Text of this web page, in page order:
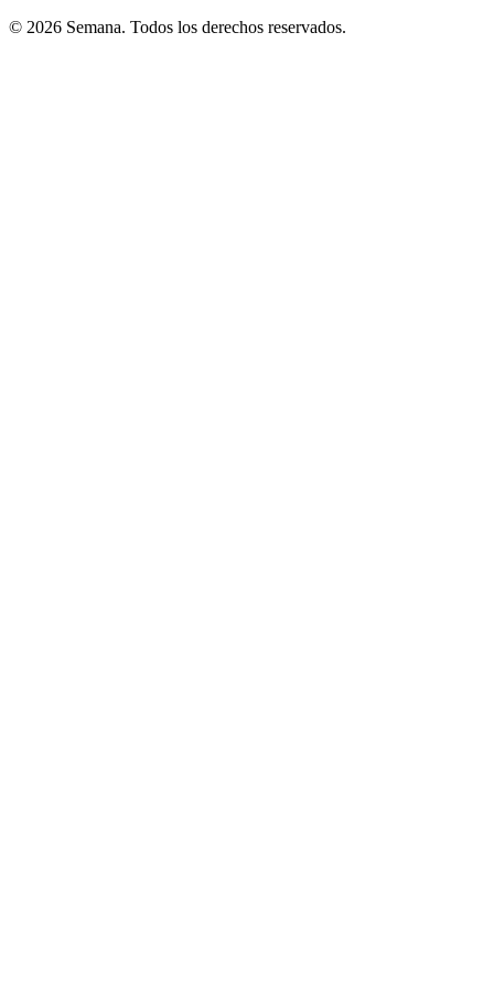
© 2026 Semana. Todos los derechos reservados.